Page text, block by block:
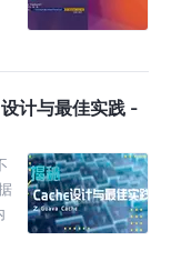
计与最佳实践 -